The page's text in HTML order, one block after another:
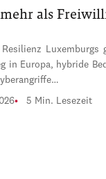
als
Luxemburgs
in Europa, hybride
5 Min. Lesezeit